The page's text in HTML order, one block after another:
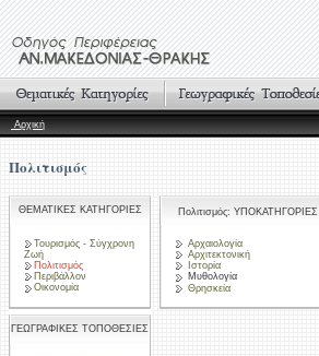
Αρχική
Πολιτισμός
ΘΕΜΑΤΙΚΕΣ ΚΑΤΗΓΟΡΙΕΣ
Τουρισμός - Σύγχρονη
Ζωή
Πολιτισμός
Περιβάλλον
Οικονομία
ΓΕΩΓΡΑΦΙΚΕΣ ΤΟΠΟΘΕΣΙΕΣ
Πολιτισμός: ΥΠΟΚΑΤΗΓΟΡΙΕΣ
Αρχαιολογία
Αρχιτεκτονική
Ιστορία
Μυθολογία
Θρησκεία